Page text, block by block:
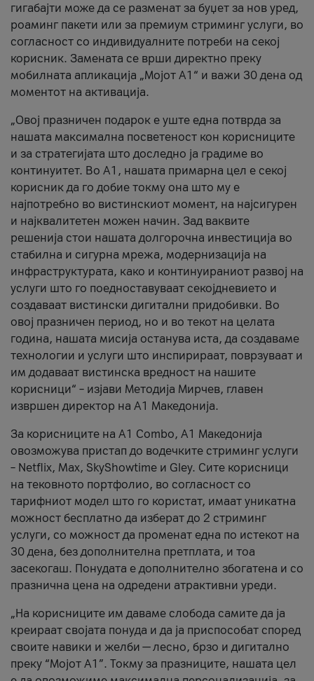
гигабајти може да се разменат за буџет за нов уред,
роаминг пакети или за премиум стриминг услуги, во
согласност со индивидуалните потреби на секој
корисник. Замената се врши директно преку
мобилната апликација „Мојот А1“ и важи 30 дена од
моментот на активација.
„Овој празничен подарок е уште една потврда за
нашата максимална посветеност кон корисниците
и за стратегијата што доследно ја градиме во
континуитет. Во А1, нашата примарна цел е секој
корисник да го добие токму она што му е
најпотребно во вистинскиот момент, на најсигурен
и најквалитетен можен начин. Зад ваквите
решенија стои нашата долгорочна инвестиција во
стабилна и сигурна мрежа, модернизација на
инфраструктурата, како и континуираниот развој на
услуги што го поедноставуваат секојдневието и
создаваат вистински дигитални придобивки. Во
овој празничен период, но и во текот на целата
година, нашата мисија останува иста, да создаваме
технологии и услуги што инспирираат, поврзуваат и
им додаваат вистинска вредност на нашите
корисници“ – изјави Методија Мирчев, главен
извршен директор на А1 Македонија.
За корисниците на A1 Combo, А1 Македонија
овозможува пристап до водечките стриминг услуги
– Netflix, Max, SkyShowtime и Gley. Сите корисници
на тековното портфолио, во согласност со
тарифниот модел што го користат, имаат уникатна
можност бесплатно да изберат до 2 стриминг
услуги, со можност да променат една по истекот на
30 дена, без дополнителна претплата, и тоа
засекогаш. Понудата е дополнително збогатена и со
празнична цена на одредени атрактивни уреди.
„На корисниците им даваме слобода самите да ја
креираат својата понуда и да ја приспособат според
своите навики и желби — лесно, брзо и дигитално
преку “Мојот А1”. Токму за празниците, нашата цел